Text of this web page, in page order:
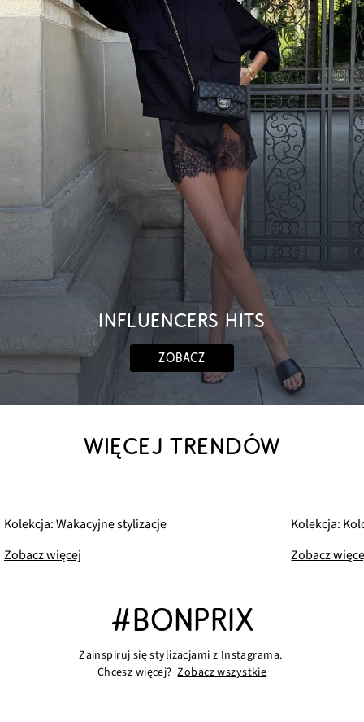
INFLUENCERS HITS
ZOBACZ
WIĘCEJ TRENDÓW
Kolekcja: Wakacyjne stylizacje
Zobacz więcej
Kolekcja:
Zobacz
#BONPRIX
Zainspiruj się stylizacjami z Instagrama.
Chcesz więcej? Zobacz wszystkie